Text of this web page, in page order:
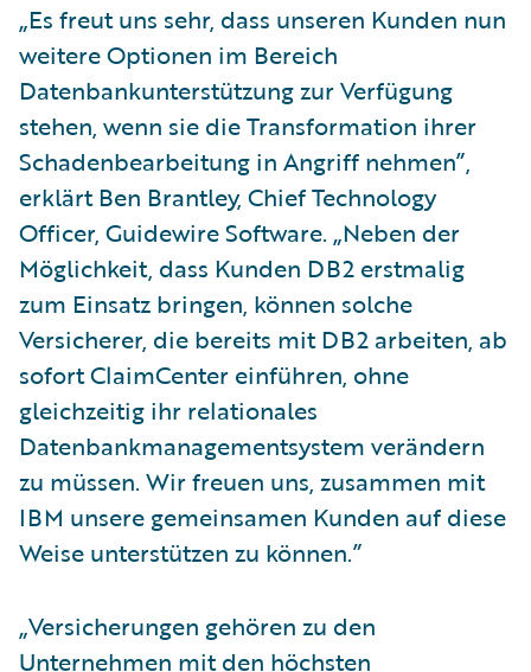
„Es freut uns sehr, dass unseren Kunden nun
weitere Optionen im Bereich
Datenbankunterstützung zur Verfügung
stehen, wenn sie die Transformation ihrer
Schadenbearbeitung in Angriff nehmen”,
erklärt Ben Brantley, Chief Technology
Officer, Guidewire Software. „Neben der
Möglichkeit, dass Kunden DB2 erstmalig
zum Einsatz bringen, können solche
Versicherer, die bereits mit DB2 arbeiten, ab
sofort ClaimCenter einführen, ohne
gleichzeitig ihr relationales
Datenbankmanagementsystem verändern
zu müssen. Wir freuen uns, zusammen mit
IBM unsere gemeinsamen Kunden auf diese
Weise unterstützen zu können.”
„Versicherungen gehören zu den
Unternehmen mit den höchsten